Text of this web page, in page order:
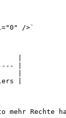
/>`
|
|
|
|
Rechte